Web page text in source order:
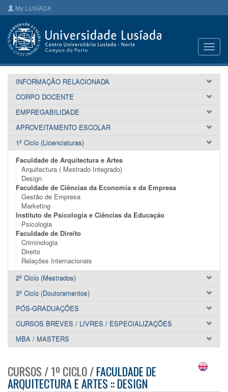
My LUSÍADA
INFORMAÇÃO RELACIONADA
CORPO DOCENTE
EMPREGABILIDADE
APROVEITAMENTO ESCOLAR
1º Ciclo (Licenciaturas)
Faculdade de Arquitectura e Artes
Arquitectura ( Mestrado Integrado)
Design
Faculdade de Ciências da Economia e da Empresa
Gestão de Empresa
Marketing
Instituto de Psicologia e Ciências da Educação
Psicologia
Faculdade de Direito
Criminologia
Direito
Relações Internacionais
2º Ciclo (Mestrados)
3º Ciclo (Doutoramentos)
PÓS-GRADUAÇÕES
CURSOS BREVES / LIVRES / ESPECIALIZAÇÕES
MBA / MASTERS
CURSOS / 1º CICLO /FACULDADE DE
ARQUITECTURA E ARTES :: DESIGN